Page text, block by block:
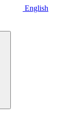
English